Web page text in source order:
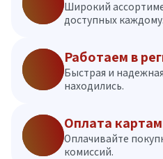
Широкий
доступных каждому.
Работаем в
Быстрая и
находились.
Оплата
Оплачивайте
комиссий.